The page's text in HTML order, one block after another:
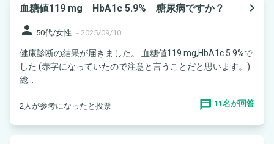
血糖値119 mg HbA1c 5.9% 糖尿病ですか？
navigate_next
person 50代/女性 - 2025/09/10
健康診断の結果が届きました。 血糖値119 mg,HbA1c 5.9%で
した (赤字になっていたので注意と言うことだと思います。)
総...
2人が参考になったと投票 11名が回答